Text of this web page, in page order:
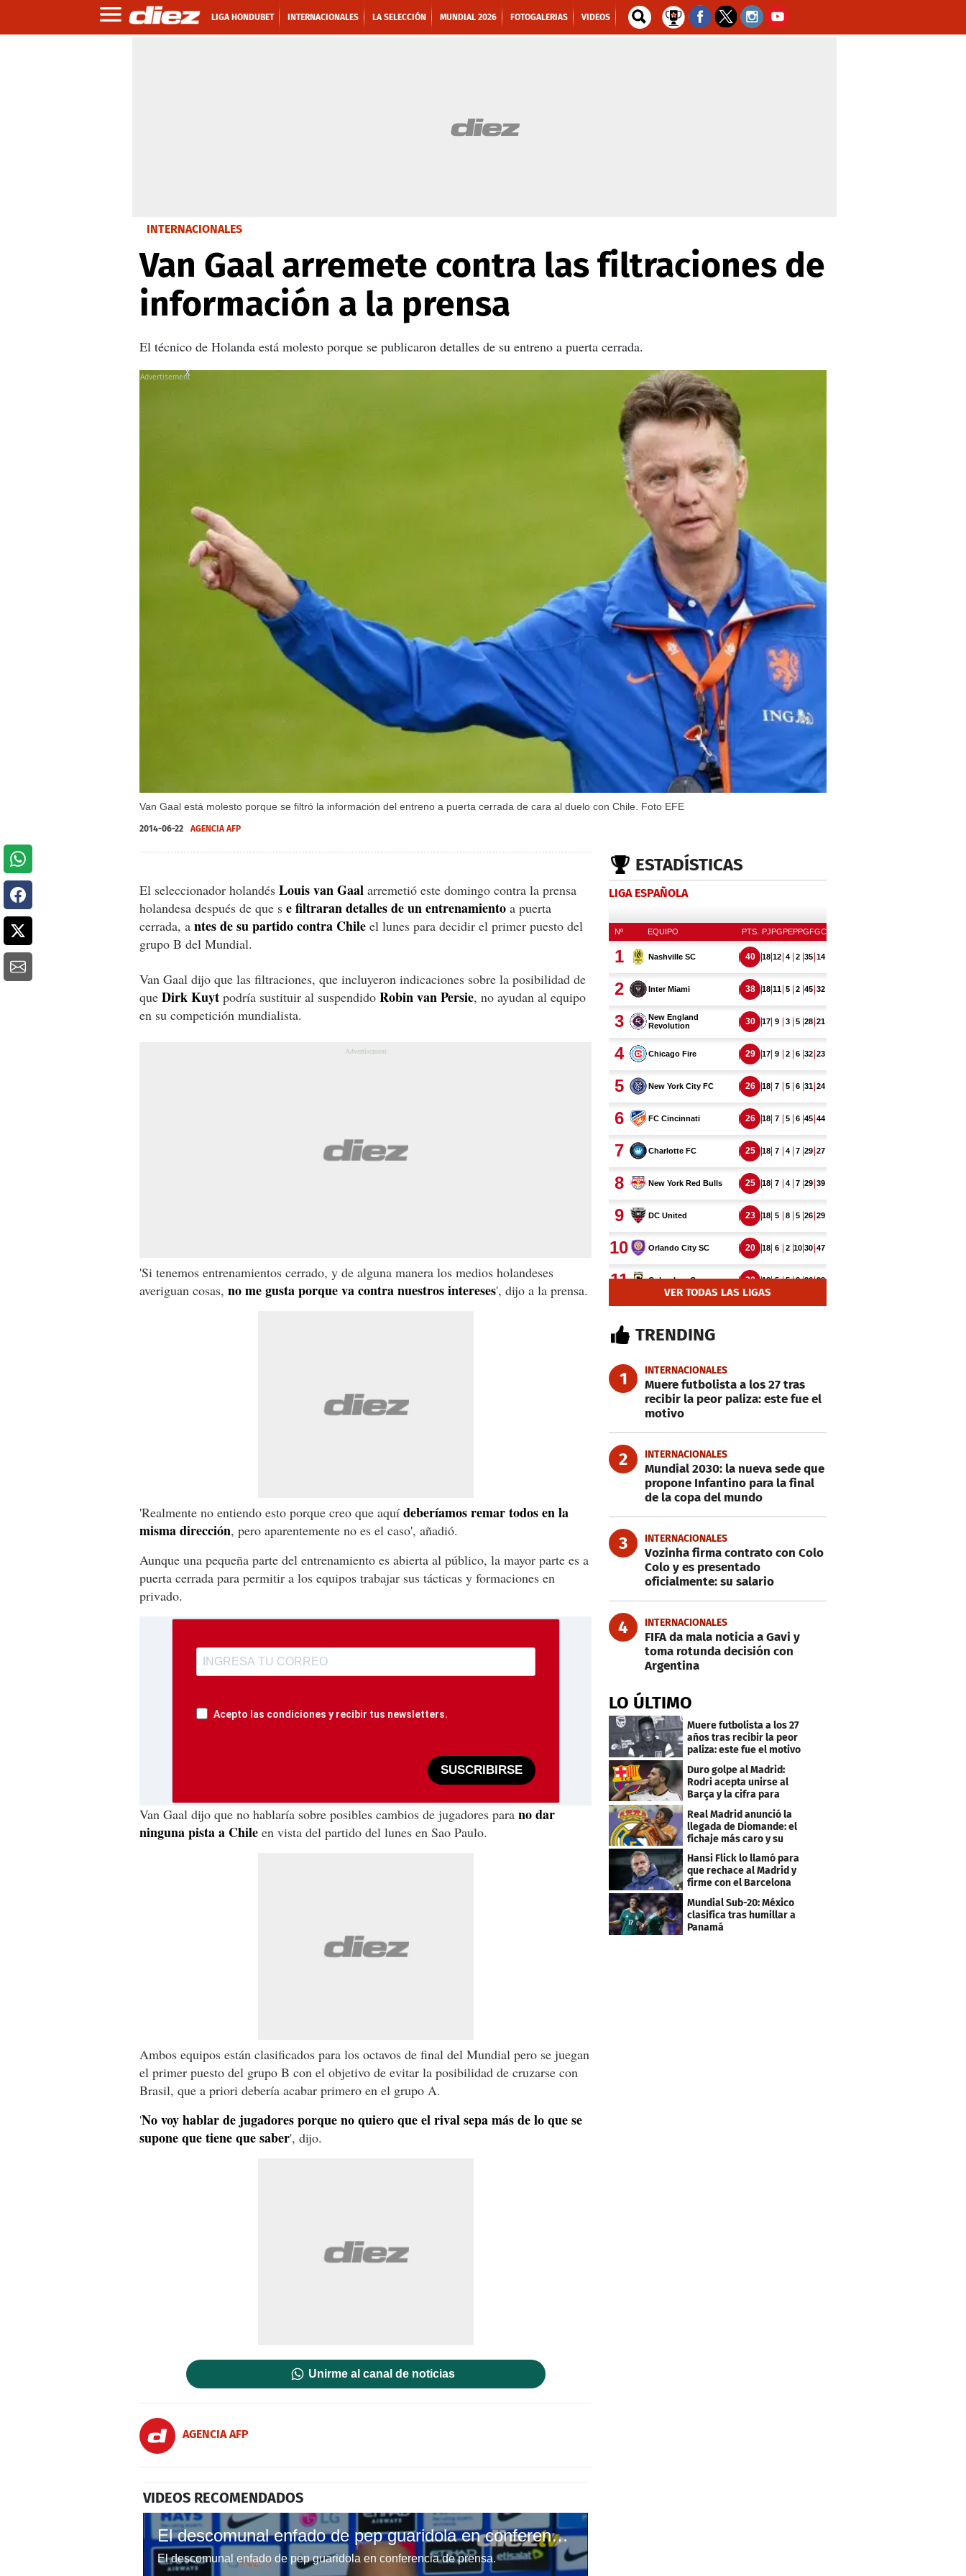
LIGA HONDUBET INTERNACIONALES LA SELECCIÓN MUNDIAL 2026 FOTOGALERIAS VIDEOS
INTERNACIONALES
Van Gaal arremete contra las filtraciones de
información a la prensa
El técnico de Holanda está molesto porque se publicaron detalles de su entreno a puerta cerrada.
Van Gaal está molesto porque se filtró la información del entreno a puerta cerrada de cara al duelo con Chile. Foto EFE
X
2014-06-22 AGENCIA AFP
El seleccionador holandés Louis van Gaal arremetió este domingo contra la prensa
holandesa después de que s e filtraran detalles de un entrenamiento a puerta
cerrada, a ntes de su partido contra Chile el lunes para decidir el primer puesto del
grupo B del Mundial.
Van Gaal dijo que las filtraciones, que incluyeron indicaciones sobre la posibilidad de
que Dirk Kuyt podría sustituir al suspendido Robin van Persie, no ayudan al equipo
en su competición mundialista.
'Si tenemos entrenamientos cerrado, y de alguna manera los medios holandeses
averiguan cosas, no me gusta porque va contra nuestros intereses', dijo a la prensa.
'Realmente no entiendo esto porque creo que aquí deberíamos remar todos en la
misma dirección, pero aparentemente no es el caso', añadió.
Aunque una pequeña parte del entrenamiento es abierta al público, la mayor parte es a
puerta cerrada para permitir a los equipos trabajar sus tácticas y formaciones en
privado.
Acepto las condiciones y recibir tus newsletters.
SUSCRIBIRSE
Van Gaal dijo que no hablaría sobre posibles cambios de jugadores para no dar
ninguna pista a Chile en vista del partido del lunes en Sao Paulo.
Ambos equipos están clasificados para los octavos de final del Mundial pero se juegan
el primer puesto del grupo B con el objetivo de evitar la posibilidad de cruzarse con
Brasil, que a priori debería acabar primero en el grupo A.
'No voy hablar de jugadores porque no quiero que el rival sepa más de lo que se
supone que tiene que saber', dijo.
Unirme al canal de noticias
AGENCIA AFP
VIDEOS RECOMENDADOS
El descomunal enfado de pep guaridola en conferencia de prensa.
El descomunal enfado de pep guaridola en conferencia de prensa.
ESTADÍSTICAS
LIGA ESPAÑOLA
VER TODAS LAS LIGAS
TRENDING
1 INTERNACIONALES
Muere futbolista a los 27 tras
recibir la peor paliza: este fue el
motivo
2 INTERNACIONALES
Mundial 2030: la nueva sede que
propone Infantino para la final
de la copa del mundo
3 INTERNACIONALES
Vozinha firma contrato con Colo
Colo y es presentado
oficialmente: su salario
4 INTERNACIONALES
FIFA da mala noticia a Gavi y
toma rotunda decisión con
Argentina
LO ÚLTIMO
Muere futbolista a los 27
años tras recibir la peor
paliza: este fue el motivo
Duro golpe al Madrid:
Rodri acepta unirse al
Barça y la cifra para
cerrar su fichaje
Real Madrid anunció la
llegada de Diomande: el
fichaje más caro y su
contrato
Hansi Flick lo llamó para
que rechace al Madrid y
firme con el Barcelona
Mundial Sub-20: México
clasifica tras humillar a
Panamá